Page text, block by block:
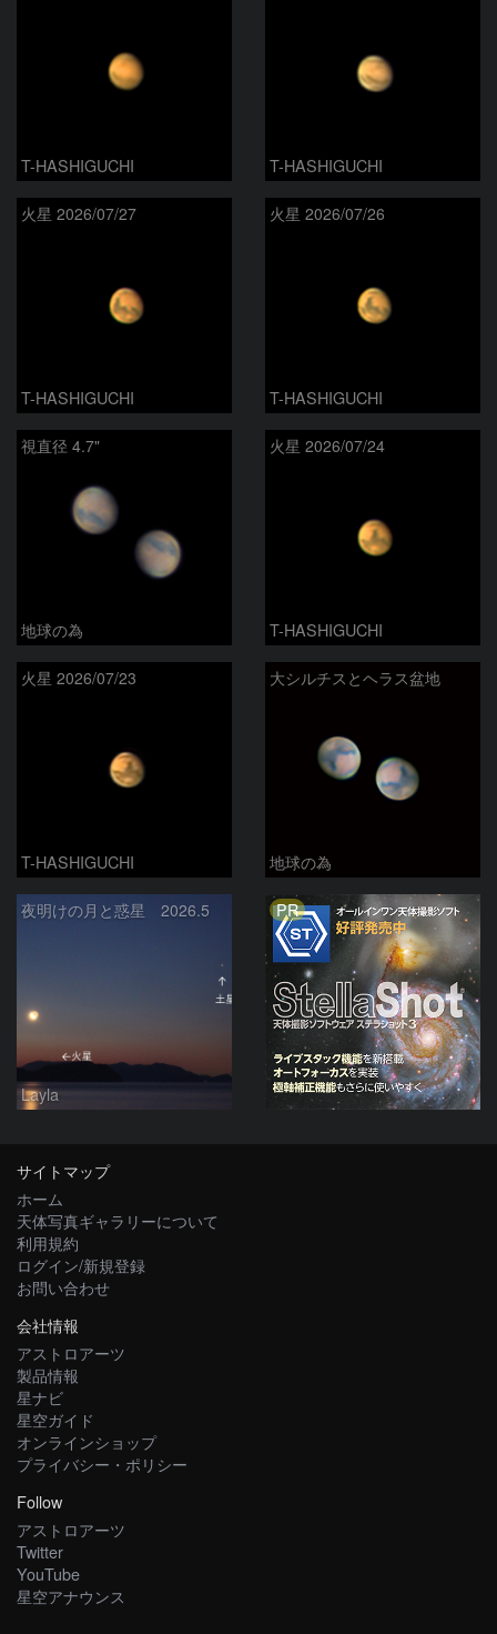
T-HASHIGUCHI T-HASHIGUCHI
火星 2026/07/27
T-HASHIGUCHI
火星 2026/07/26
T-HASHIGUCHI
視直径 4.7"
地球の為
火星 2026/07/24
T-HASHIGUCHI
火星 2026/07/23
T-HASHIGUCHI
大シルチスとヘラス盆地
地球の為
夜明けの月と惑星 2026.5
Layla
PR
サイトマップ
ホーム
天体写真ギャラリーについて
利用規約
ログイン/新規登録
お問い合わせ
会社情報
アストロアーツ
製品情報
星ナビ
星空ガイド
オンラインショップ
プライバシー・ポリシー
Follow
アストロアーツ
Twitter
YouTube
星空アナウンス